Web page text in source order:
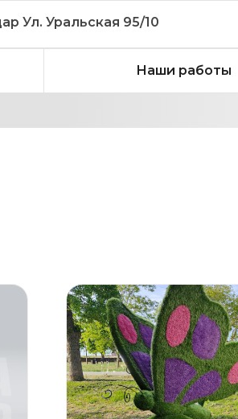
Ул. Уральская 95/10
Наши работы